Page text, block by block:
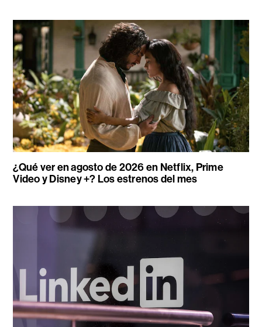
¿Qué ver en agosto de 2026 en Netflix, Prime
Video y Disney +? Los estrenos del mes